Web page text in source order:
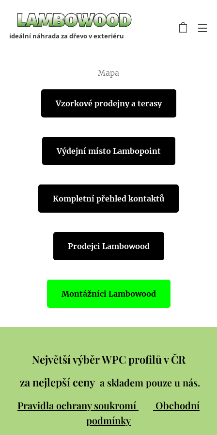
ideální náhrada za dřevo v exteriéru
Mapa
Vzorkové prodejny a terasy
Výdejní místo Lambopoint
Kompletní přehled kontaktů
Prodejci Lambowood
Montážníci Lambowood
Největší výběr WPC profilů v ČR
za nejlepší ceny a skladem pouze u nás.
Pravidla ochrany soukromí
Obchodní
podmínky